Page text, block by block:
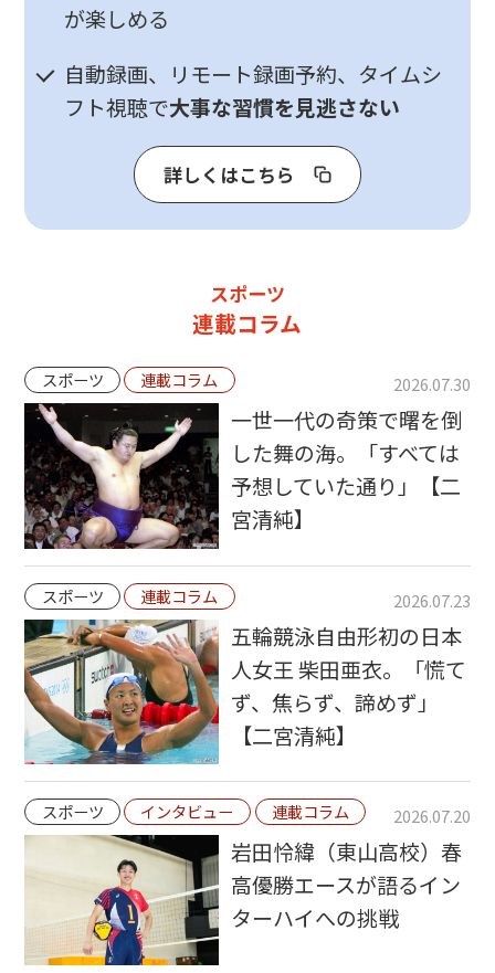
が楽しめる
自動録画、リモート録画予約、タイムシ
フト視聴で大事な習慣を見逃さない
詳しくはこちら
スポーツ
連載コラム
スポーツ 連載コラム 2026.07.30
一世一代の奇策で曙を倒
した舞の海。「すべては
予想していた通り」【二
宮清純】
スポーツ 連載コラム 2026.07.23
五輪競泳自由形初の日本
人女王 柴田亜衣。「慌て
ず、焦らず、諦めず」
【二宮清純】
スポーツ インタビュー 連載コラム 2026.07.20
岩田怜緯（東山高校）春
高優勝エースが語るイン
ターハイへの挑戦